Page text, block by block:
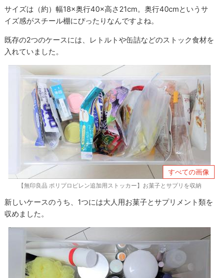
サイズは（約）幅18×奥行40×高さ21cm。奥行40cmというサ
イズ感がスチール棚にぴったりなんですよね。
既存の2つのケースには、レトルトや缶詰などのストック食材を
入れていました。
すべての画像
【無印良品 ポリプロピレン追加用ストッカー】お菓子とサプリを収納
新しいケースのうち、1つには大人用お菓子とサプリメント類を
収めました。